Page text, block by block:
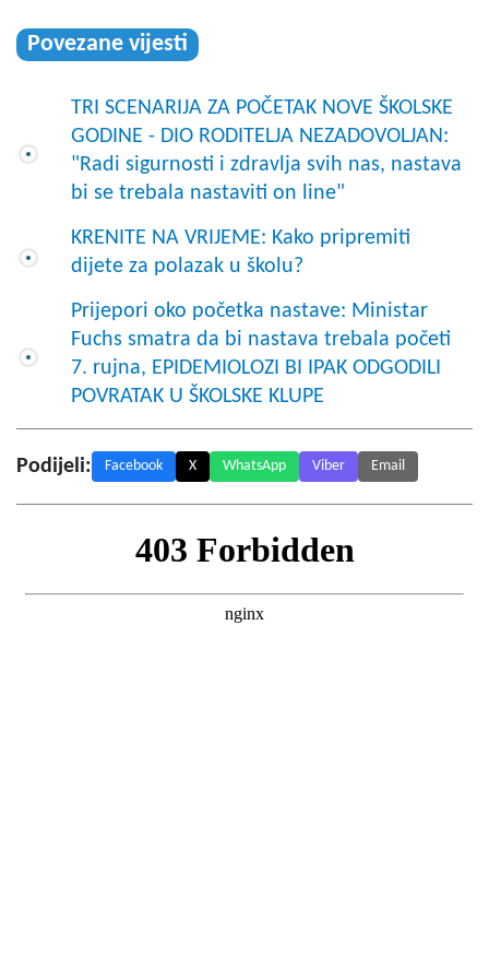
Povezane vijesti
TRI SCENARIJA ZA POČETAK NOVE ŠKOLSKE
GODINE - DIO RODITELJA NEZADOVOLJAN:
"Radi sigurnosti i zdravlja svih nas, nastava
bi se trebala nastaviti on line"
KRENITE NA VRIJEME: Kako pripremiti
dijete za polazak u školu?
Prijepori oko početka nastave: Ministar
Fuchs smatra da bi nastava trebala početi
7. rujna, EPIDEMIOLOZI BI IPAK ODGODILI
POVRATAK U ŠKOLSKE KLUPE
Podijeli: Facebook X WhatsApp Viber Email